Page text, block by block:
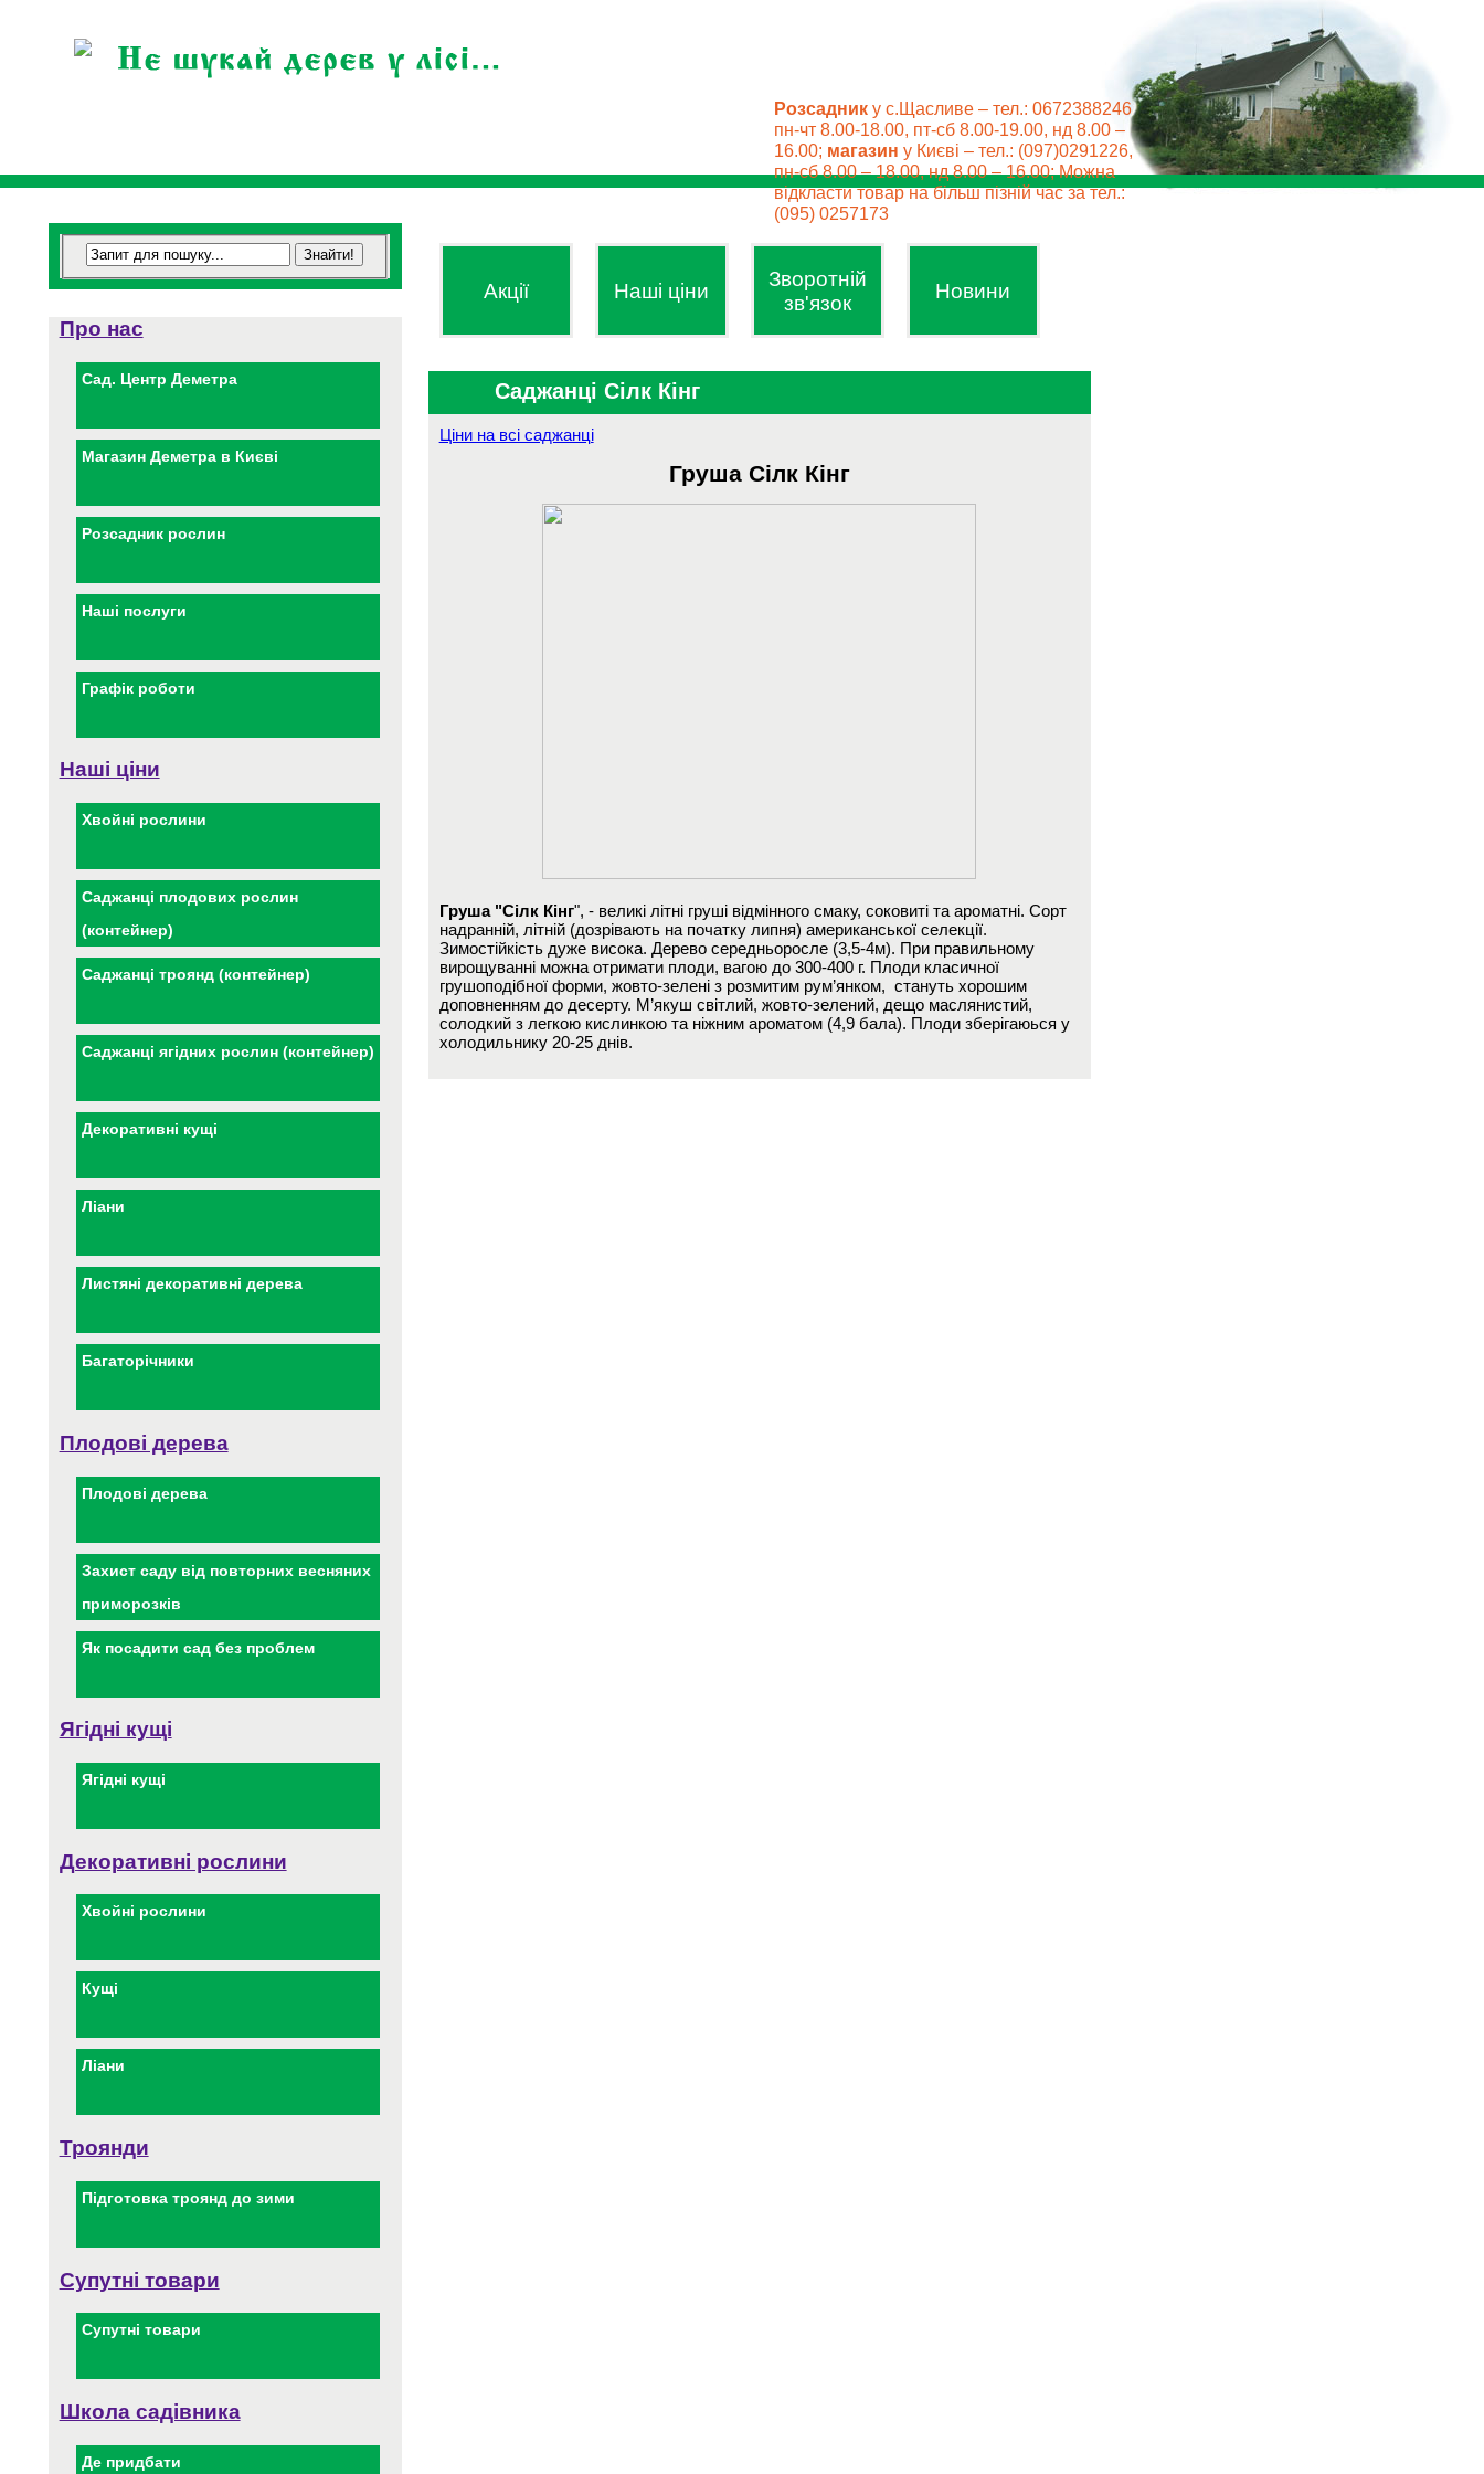
Розсадник у с.Щасливе – тел.: 0672388246
пн-чт 8.00-18.00, пт-сб 8.00-19.00, нд 8.00 –
16.00; магазин у Києві – тел.: (097)0291226,
пн-сб 8.00 – 18.00, нд 8.00 – 16.00; Можна
відкласти товар на більш пізній час за тел.:
(095) 0257173
Про нас
Сад. Центр Деметра
Магазин Деметра в Києві
Розсадник рослин
Наші послуги
Графік роботи
Наші ціни
Хвойні рослини
Саджанці плодових рослин
(контейнер)
Саджанці троянд (контейнер)
Саджанці ягідних рослин (контейнер)
Декоративні кущі
Ліани
Листяні декоративні дерева
Багаторічники
Плодові дерева
Плодові дерева
Захист саду від повторних весняних
приморозків
Як посадити сад без проблем
Ягідні кущі
Ягідні кущі
Декоративні рослини
Хвойні рослини
Кущі
Ліани
Троянди
Підготовка троянд до зими
Супутні товари
Супутні товари
Школа садівника
Де придбати
Акції Наші ціни
Зворотній
зв'язок
Новини
Саджанці Сілк Кінг
Ціни на всі саджанці
Груша Сілк Кінг
Груша "Сілк Кінг", - великі літні груші відмінного смаку, соковиті та ароматні. Сорт
надранній, літній (дозрівають на початку липня) американської селекції.
Зимостійкість дуже висока. Дерево середньоросле (3,5-4м). При правильному
вирощуванні можна отримати плоди, вагою до 300-400 г. Плоди класичної
грушоподібної форми, жовто-зелені з розмитим рум’янком, стануть хорошим
доповненням до десерту. М’якуш світлий, жовто-зелений, дещо маслянистий,
солодкий з легкою кислинкою та ніжним ароматом (4,9 бала). Плоди зберігаюься у
холодильнику 20-25 днів.